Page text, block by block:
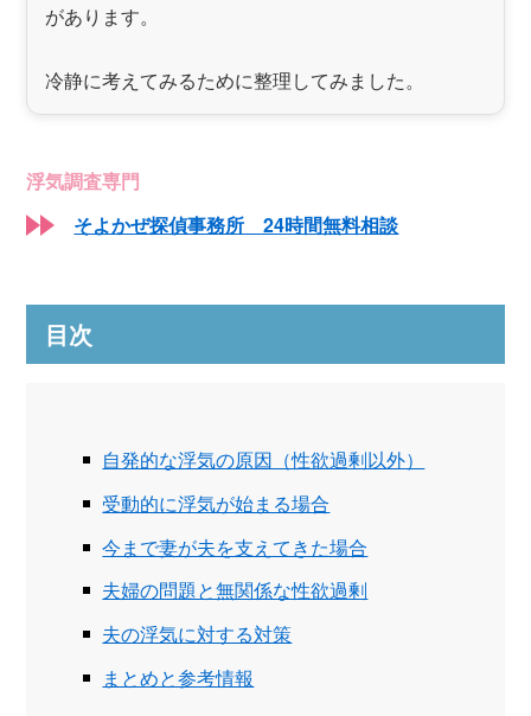
があります。
冷静に考えてみるために整理してみました。
浮気調査専門
そよかぜ探偵事務所 24時間無料相談
目次
自発的な浮気の原因（性欲過剰以外）
受動的に浮気が始まる場合
今まで妻が夫を支えてきた場合
夫婦の問題と無関係な性欲過剰
夫の浮気に対する対策
まとめと参考情報